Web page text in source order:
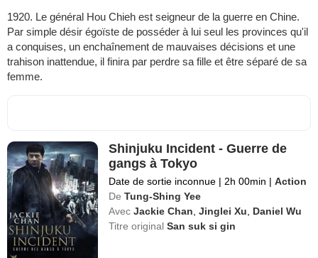
1920. Le général Hou Chieh est seigneur de la guerre en Chine.
Par simple désir égoïste de posséder à lui seul les provinces qu'il
a conquises, un enchaînement de mauvaises décisions et une
trahison inattendue, il finira par perdre sa fille et être séparé de sa
femme.
Shinjuku Incident - Guerre de
gangs à Tokyo
Date de sortie inconnue | 2h 00min | Action
De Tung-Shing Yee
Avec Jackie Chan ,Jinglei Xu
Daniel Wu
Titre originalSan suk si gin